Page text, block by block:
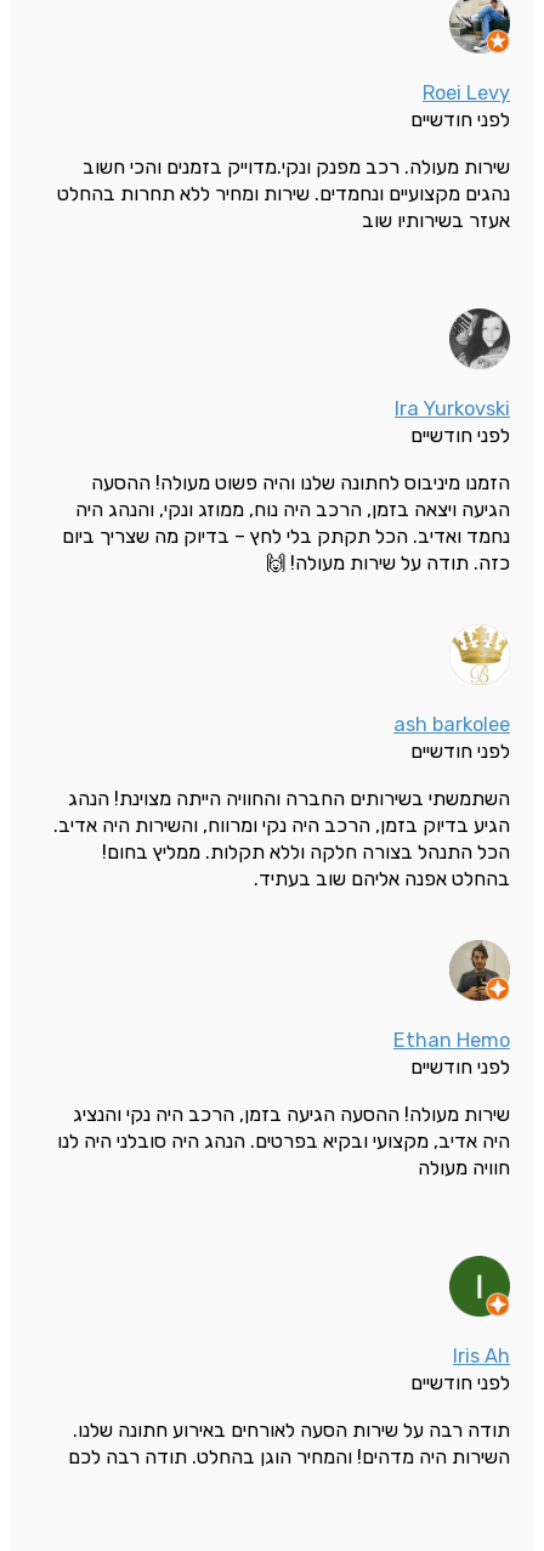
Roei Levy
לפני חודשיים
שירות מעולה. רכב מפנק ונקי.מדוייק בזמנים והכי חשוב
נהגים מקצועיים ונחמדים. שירות ומחיר ללא תחרות בהחלט
אעזר בשירותיו שוב
Ira Yurkovski
לפני חודשיים
הזמנו מיניבוס לחתונה שלנו והיה פשוט מעולה! ההסעה
הגיעה ויצאה בזמן, הרכב היה נוח, ממוזג ונקי, והנהג היה
נחמד ואדיב. הכל תקתק בלי לחץ – בדיוק מה שצריך ביום
כזה. תודה על שירות מעולה! 🙌
ash barkolee
לפני חודשיים
השתמשתי בשירותים החברה והחוויה הייתה מצוינת! הנהג
הגיע בדיוק בזמן, הרכב היה נקי ומרווח, והשירות היה אדיב.
הכל התנהל בצורה חלקה וללא תקלות. ממליץ בחום!
בהחלט אפנה אליהם שוב בעתיד.
Ethan Hemo
לפני חודשיים
שירות מעולה! ההסעה הגיעה בזמן, הרכב היה נקי והנציג
היה אדיב, מקצועי ובקיא בפרטים. הנהג היה סובלני היה לנו
חוויה מעולה
Iris Ah
לפני חודשיים
תודה רבה על שירות הסעה לאורחים באירוע חתונה שלנו.
השירות היה מדהים! והמחיר הוגן בהחלט. תודה רבה לכם